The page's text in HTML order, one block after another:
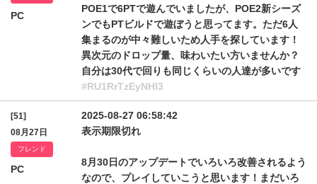
PC
POE1で6PTで遊んでいましたが、POE2新シーズ
ンでもPTビルドで遊ぼうと思ってます。ただ6人
集まるのが中々難しいため人手を探しています！
異次元のドロップ量、味わいたい方いませんか？
自分は30代で回りも同じくらいの人達が多いです
#RU1RrTzEyNHl3
[51]
08月27日
フレンド
PC
2025-08-27 06:58:42
表示期限切れ
8月30日のアップデートでいろいろ改善されるよう
なので、プレイしていこうと思います！まだいろ